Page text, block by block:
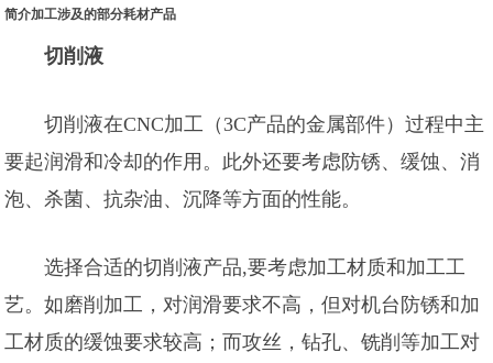
简介加工涉及的部分耗材产品
切削液
切削液在CNC加工（3C产品的金属部件）过程中主
要起润滑和冷却的作用。此外还要考虑防锈、缓蚀、消
泡、杀菌、抗杂油、沉降等方面的性能。
选择合适的切削液产品,要考虑加工材质和加工工
艺。如磨削加工，对润滑要求不高，但对机台防锈和加
工材质的缓蚀要求较高；而攻丝，钻孔、铣削等加工对